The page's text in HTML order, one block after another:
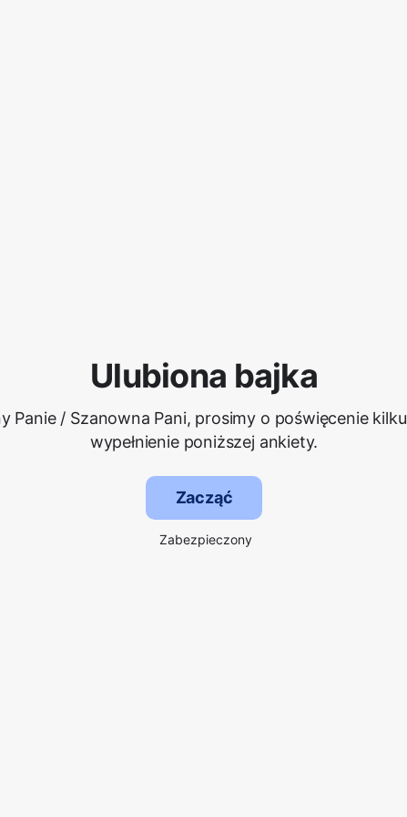
Ulubiona bajka
Panie / Szanowna Pani, prosimy o poświęcenie
wypełnienie poniższej ankiety.
Zacząć
Zabezpieczony